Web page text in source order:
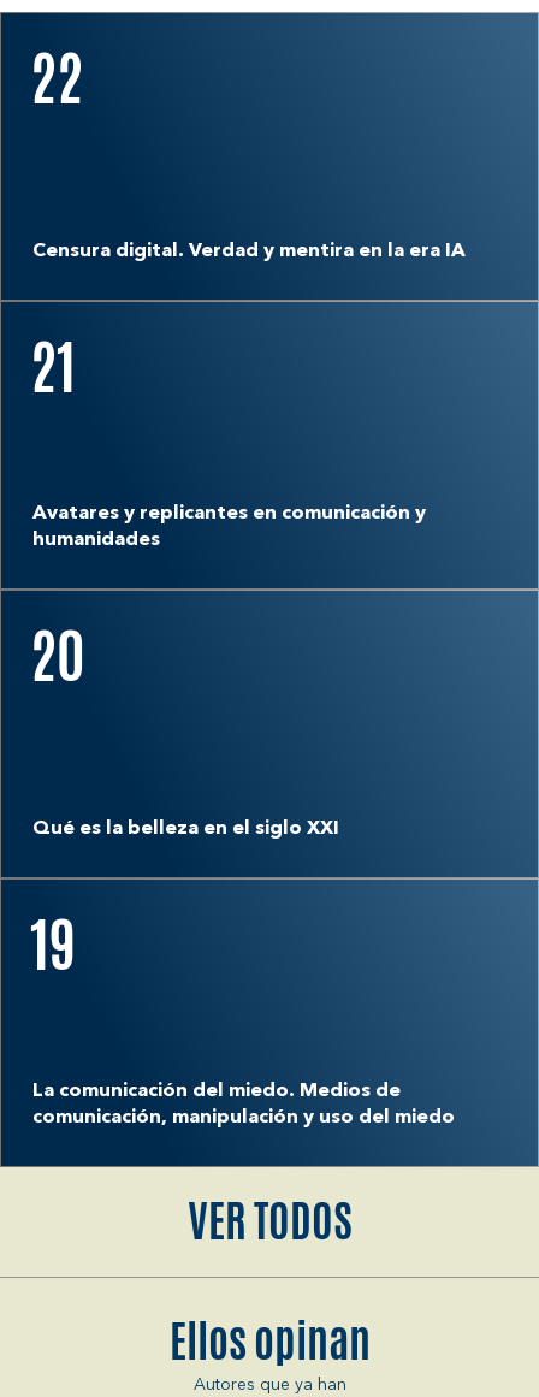
22
Censura digital. Verdad y mentira en la era IA
21
Avatares y replicantes en comunicación y
humanidades
20
Qué es la belleza en el siglo XXI
19
La comunicación del miedo. Medios de
comunicación, manipulación y uso del miedo
VER TODOS
Ellos opinan
Autores que ya han